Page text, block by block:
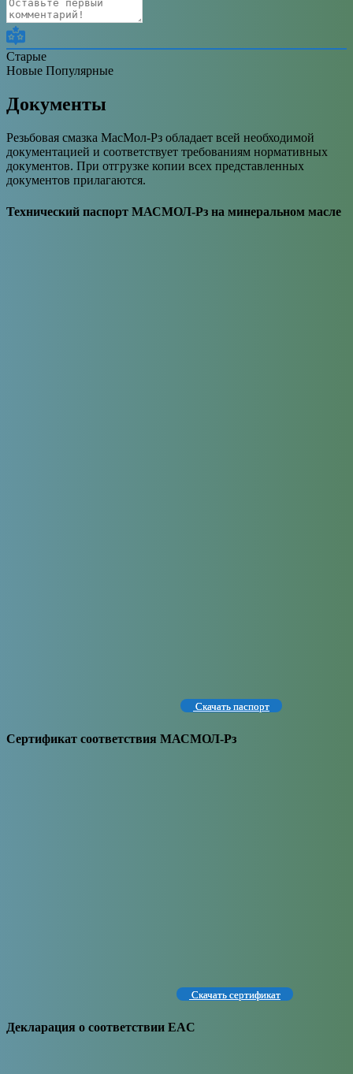
Старые
Новые Популярные
Документы
Резьбовая смазка МасМол-Рз обладает всей необходимой
документацией и соответствует требованиям нормативных
документов. При отгрузке копии всех представленных
документов прилагаются.
Технический паспорт МАСМОЛ-Рз на минеральном масле
Скачать паспорт
Сертификат соответствия МАСМОЛ-Рз
Скачать сертификат
Декларация о соответствии EAC